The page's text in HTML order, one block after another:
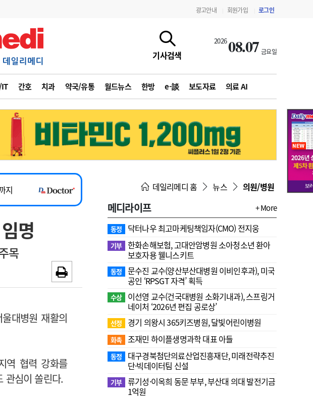
광고안내 회원가입 로그인
기사검색
202608.07 금요일
간호 치과 약국/유통 월드뉴스 한방 e-談 보도자료 의료 AI
여 실시
공 지원책
환경 개선
학 입시
공시 지침·기준·평가 약제급여 심사 결과
31
지
지
15
31
지
명
목
대병원 재활의
역 협력 강화를
관심이 쏠린다.
데일리메디 홈 뉴스 의원/병원
메디라이프 + More
동정 닥터나우 최고마케팅책임자(CMO) 전지웅
기부 한화손해보험, 고대안암병원 소아청소년 환아
보호자용 웰니스키트
동정
문수진 교수( 양산부산대병원 이비인후과), 미국
공인 ‘RPSGT 자격’ 획득
수상
이선영 교수(건국대병원 소화기내과), 스프링거
네이처 ‘2026년 편집 공로상’
선정 경기 의왕시 365키즈병원, 달빛어린이병원
화촉 조재민 하이플생명과학 대표 아들
동정
대구경북첨단의료산업진흥재단, 미래전략추진
단·빅데이터팀 신설
기부 류기성·이옥희 동문 부부, 부산대 의대 발전기금
1억원